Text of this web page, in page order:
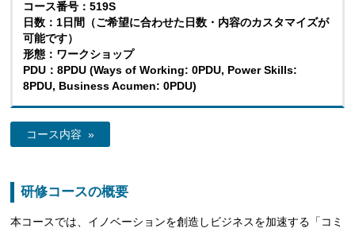
コース番号：519S
日数：1日間（ご希望に合わせた日数・内容のカスタマイズが
可能です）
形態：ワークショップ
PDU：8PDU (Ways of Working: 0PDU, Power Skills:
8PDU, Business Acumen: 0PDU)
コース内容 »
研修コースの概要
本コースでは、イノベーションを創造しビジネスを加速する「コミ